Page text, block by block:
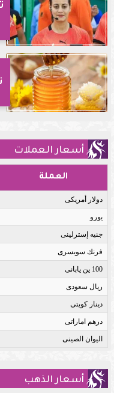
أسعار العملات
العملة
دولار أمريكى
يورو
جنيه إسترلينى
فرنك سويسرى
100 ين يابانى
ريال سعودى
دينار كويتى
درهم اماراتى
اليوان الصينى
أسعار الذهب